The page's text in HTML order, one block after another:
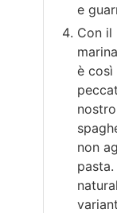
e
Con il
è così
non